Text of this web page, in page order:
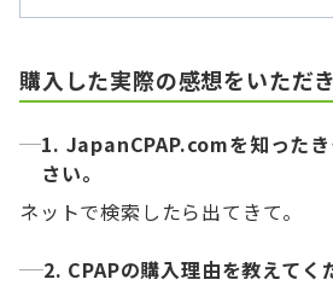
購入した実際の感想をいただ
1. JapanCPAP.comを知った
さい。
ネットで検索したら出てきて。
2. CPAPの購入理由を教えてく